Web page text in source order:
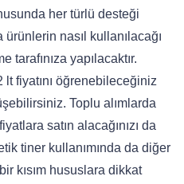
her türlü desteği
nasıl kullanılacağı
yapılacaktır.
lt fiyatını öğrenebileceğiniz
Toplu alımlarda
satın alacağınızı da
tiner kullanımında da diğer
kısım hususlara dikkat